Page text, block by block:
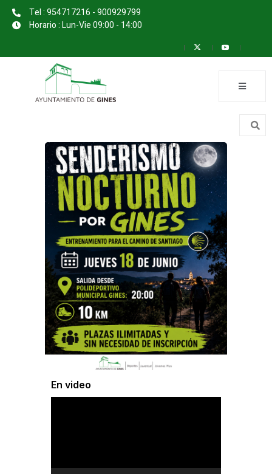
Tel : 954717216 - 900929799
Horario : Lun-Vie 09:00 - 14:00
En video